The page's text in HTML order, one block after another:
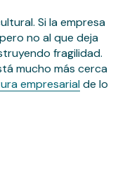
Si la empresa
no al que deja
fragilidad.
mucho más cerca
empresarialde lo